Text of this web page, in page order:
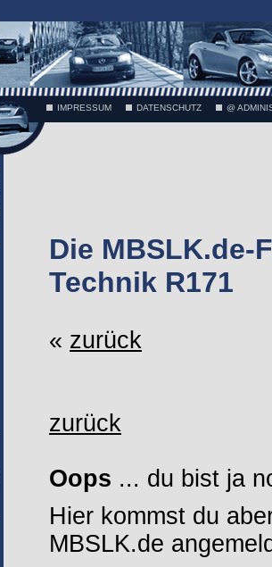
IMPRESSUM DATENSCHUTZ @
Die MBSLK.de-
Technik R171
« zurück
zurück
Oops ... du bist ja
Hier kommst du
MBSLK.de